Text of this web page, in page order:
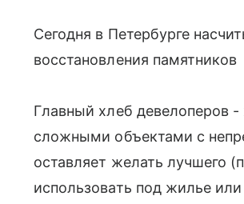
Сегодня в Петербурге
восстановления памятников
Главный хлеб девелоперов
сложными объектами с
оставляет желать лучшего
использовать под жилье